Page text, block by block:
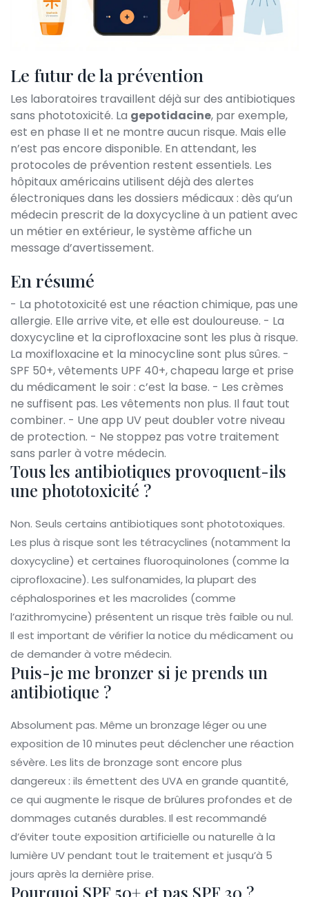
Le futur de la prévention
Les laboratoires travaillent déjà sur des antibiotiques
sans phototoxicité. La gepotidacine, par exemple,
est en phase II et ne montre aucun risque. Mais elle
n’est pas encore disponible. En attendant, les
protocoles de prévention restent essentiels. Les
hôpitaux américains utilisent déjà des alertes
électroniques dans les dossiers médicaux : dès qu’un
médecin prescrit de la doxycycline à un patient avec
un métier en extérieur, le système affiche un
message d’avertissement.
En résumé
- La phototoxicité est une réaction chimique, pas une
allergie. Elle arrive vite, et elle est douloureuse. - La
doxycycline et la ciprofloxacine sont les plus à risque.
La moxifloxacine et la minocycline sont plus sûres. -
SPF 50+, vêtements UPF 40+, chapeau large et prise
du médicament le soir : c’est la base. - Les crèmes
ne suffisent pas. Les vêtements non plus. Il faut tout
combiner. - Une app UV peut doubler votre niveau
de protection. - Ne stoppez pas votre traitement
sans parler à votre médecin.
Tous les antibiotiques provoquent-ils
une phototoxicité ?
Non. Seuls certains antibiotiques sont phototoxiques.
Les plus à risque sont les tétracyclines (notamment la
doxycycline) et certaines fluoroquinolones (comme la
ciprofloxacine). Les sulfonamides, la plupart des
céphalosporines et les macrolides (comme
l’azithromycine) présentent un risque très faible ou nul.
Il est important de vérifier la notice du médicament ou
de demander à votre médecin.
Puis-je me bronzer si je prends un
antibiotique ?
Absolument pas. Même un bronzage léger ou une
exposition de 10 minutes peut déclencher une réaction
sévère. Les lits de bronzage sont encore plus
dangereux : ils émettent des UVA en grande quantité,
ce qui augmente le risque de brûlures profondes et de
dommages cutanés durables. Il est recommandé
d’éviter toute exposition artificielle ou naturelle à la
lumière UV pendant tout le traitement et jusqu’à 5
jours après la dernière prise.